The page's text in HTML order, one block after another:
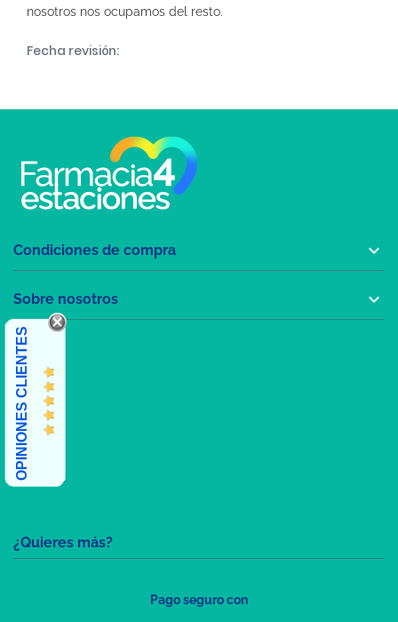
nosotros nos ocupamos del resto.
Fecha revisión:
¿Quieres más?
Condiciones de compra 
Sobre nosotros 
OPINIONES CLIENTES
Pago seguro con